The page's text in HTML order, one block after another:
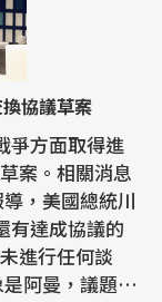
協議草案
爭方面取得進
案。相關消息
有達成協議的
進行任何談